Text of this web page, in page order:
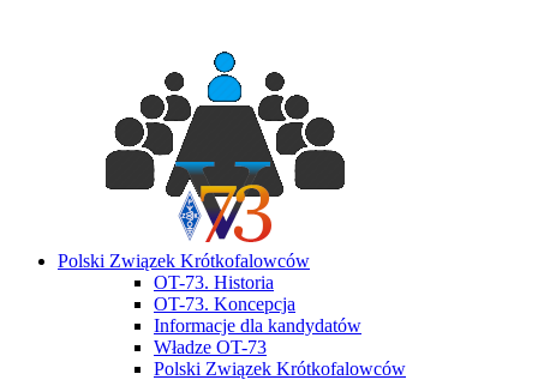
Polski Związek Krótkofalowców
OT-73. Historia
OT-73. Koncepcja
Informacje dla kandydatów
Władze OT-73
Polski Związek Krótkofalowców